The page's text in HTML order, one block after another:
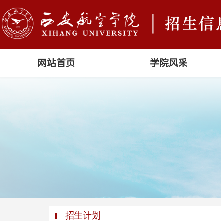
网站首页 学院风采
招生计划